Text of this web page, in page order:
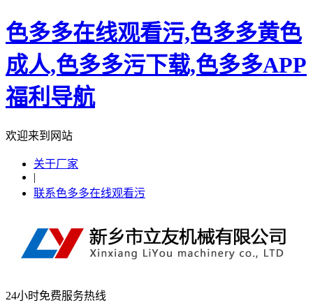
色多多在线观看污,色多多黄色
成人,色多多污下载,色多多APP
福利导航
欢迎来到网站
关于厂家
|
联系色多多在线观看污
24小时免费服务热线